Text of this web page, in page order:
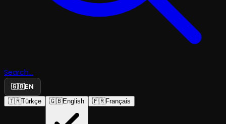
Search...
🇬🇧EN
🇹🇷Türkçe 🇬🇧English 🇫🇷Français